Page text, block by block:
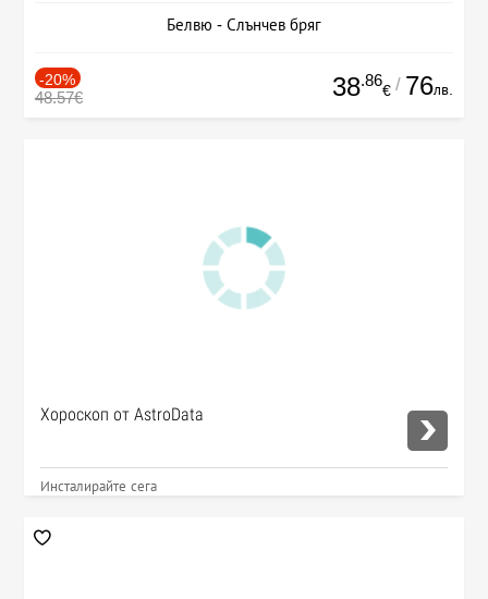
Белвю - Слънчев бряг
-20%
48.57€ 38.86
€ / 76лв.
Хороскоп от AstroData
Инсталирайте сега